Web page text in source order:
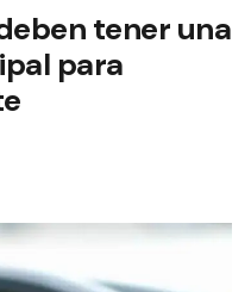
tener una
para